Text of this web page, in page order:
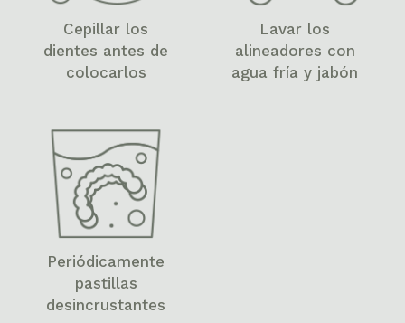
Cepillar los
dientes antes de
colocarlos
Lavar los
alineadores con
agua fría y jabón
Periódicamente
pastillas
desincrustantes